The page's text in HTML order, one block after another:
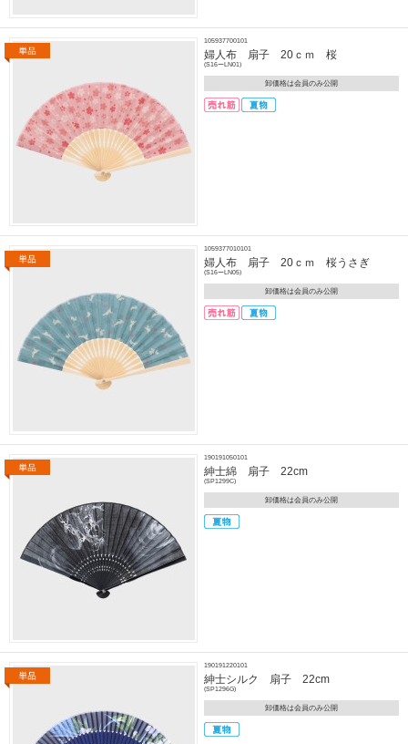
105937700101
婦人布 扇子 20ｃｍ 桜
(S16ーLN01)
卸価格は会員のみ公開
1059377010101
婦人布 扇子 20ｃｍ 桜うさぎ
(S16ーLN05)
卸価格は会員のみ公開
190191050101
紳士綿 扇子 22cm
(SP1299C)
卸価格は会員のみ公開
190191220101
紳士シルク 扇子 22cm
(SP1296G)
卸価格は会員のみ公開